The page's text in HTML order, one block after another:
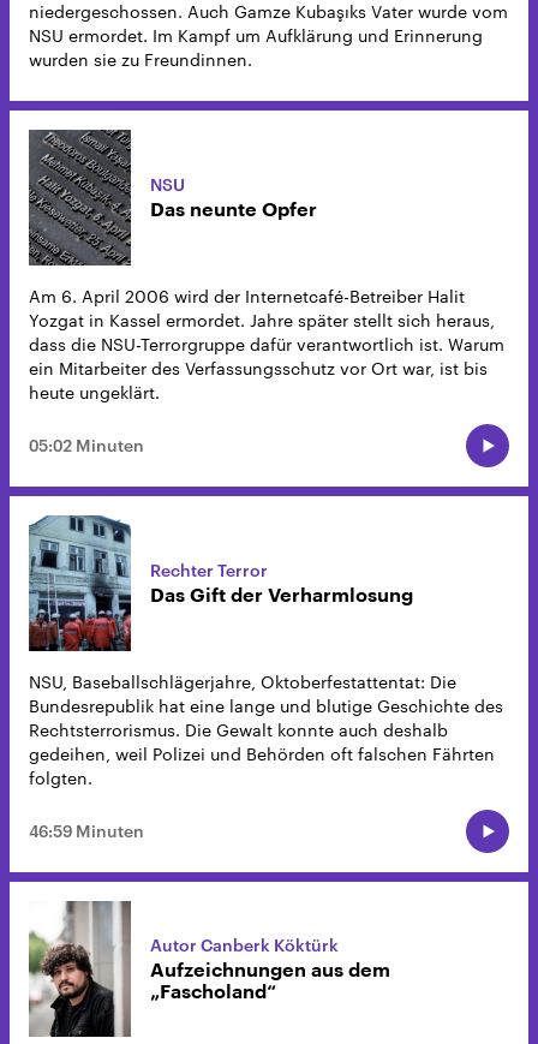
niedergeschossen. Auch Gamze Kubaşıks Vater wurde vom
NSU ermordet. Im Kampf um Aufklärung und Erinnerung
wurden sie zu Freundinnen.
NSU
Das neunte Opfer
Am 6. April 2006 wird der Internetcafé-Betreiber Halit
Yozgat in Kassel ermordet. Jahre später stellt sich heraus,
dass die NSU-Terrorgruppe dafür verantwortlich ist. Warum
ein Mitarbeiter des Verfassungsschutz vor Ort war, ist bis
heute ungeklärt.
05:02 Minuten
Rechter Terror
Das Gift der Verharmlosung
NSU, Baseballschlägerjahre, Oktoberfestattentat: Die
Bundesrepublik hat eine lange und blutige Geschichte des
Rechtsterrorismus. Die Gewalt konnte auch deshalb
gedeihen, weil Polizei und Behörden oft falschen Fährten
folgten.
46:59 Minuten
Autor Canberk Köktürk
Aufzeichnungen aus dem
„Fascholand“